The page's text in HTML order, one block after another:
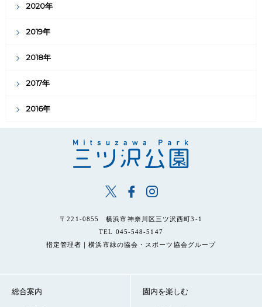
2020年
2019年
2018年
2017年
2016年
〒221-0855 横浜市神奈川区三ツ沢西町3-1
TEL 045-548-5147
指定管理者｜横浜市緑の協会・スポーツ協会グループ
総合案内 園内を楽しむ